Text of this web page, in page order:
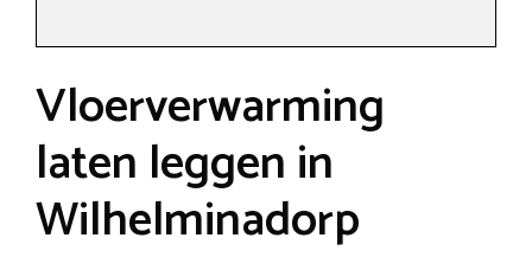
Vloerverwarming
laten leggen in
Wilhelminadorp